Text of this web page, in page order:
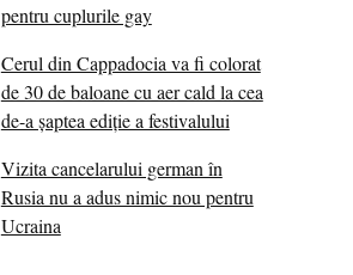
pentru cuplurile gay
Cerul din Cappadocia va fi colorat
de 30 de baloane cu aer cald la cea
de-a șaptea ediție a festivalului
Vizita cancelarului german în
Rusia nu a adus nimic nou pentru
Ucraina